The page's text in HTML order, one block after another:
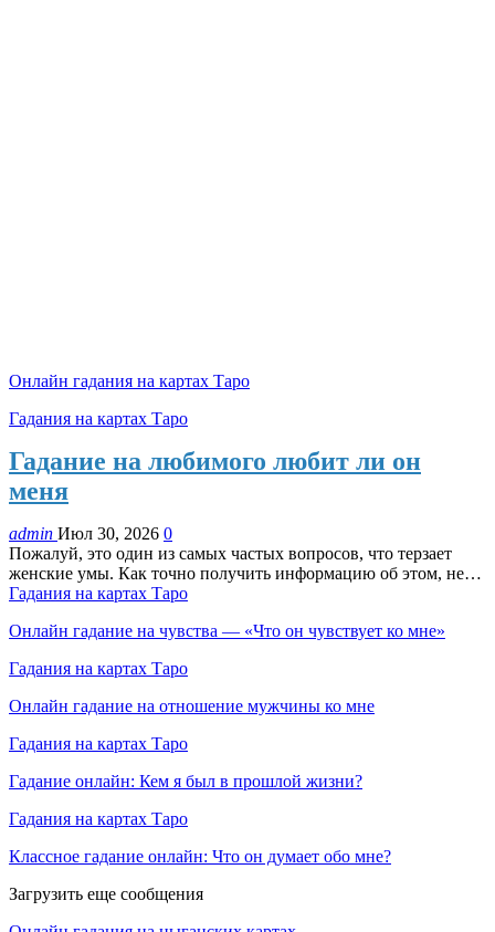
Онлайн гадания на картах Таро
Гадания на картах Таро
Гадание на любимого любит ли он
меня
admin Июл 30, 2026 0
Пожалуй, это один из самых частых вопросов, что терзает
женские умы. Как точно получить информацию об этом, не…
Гадания на картах Таро
Онлайн гадание на чувства — «Что он чувствует ко мне»
Гадания на картах Таро
Онлайн гадание на отношение мужчины ко мне
Гадания на картах Таро
Гадание онлайн: Кем я был в прошлой жизни?
Гадания на картах Таро
Классное гадание онлайн: Что он думает обо мне?
Загрузить еще сообщения